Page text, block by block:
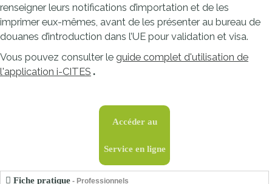
renseigner leurs notifications d’importation et de les
imprimer eux-mêmes, avant de les présenter au bureau de
douanes d’introduction dans l’UE pour validation et visa.
Vous pouvez consulter le guide complet d'utilisation de
l'application i-CITES .
Accéder au
Service en ligne
Fiche pratique- Professionnels